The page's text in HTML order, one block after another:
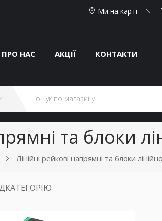
Ми на карті
ПРО НАС АКЦІЇ КОНТАКТИ
та блоки
Лінійні рейкові напрямні та блоки